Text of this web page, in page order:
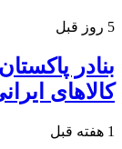
5 روز قبل
بنادر
کالاهای
1 هفته قبل